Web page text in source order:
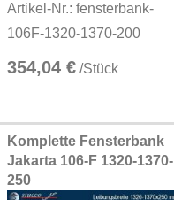
Artikel-Nr.: fensterbank-
106F-1320-1370-200
354,04 € /Stück
Komplette Fensterbank
Jakarta 106-F 1320-1370-
250